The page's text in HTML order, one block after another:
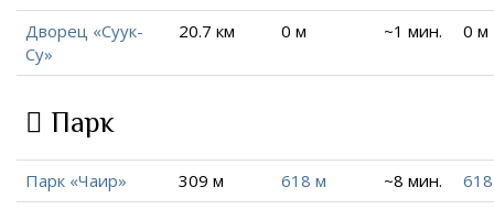
Дворец «Суук-
Су»
20.7 км 0 м ~1 мин. 0 м
Парк
Парк «Чаир» 309 м 618 м ~8 мин.